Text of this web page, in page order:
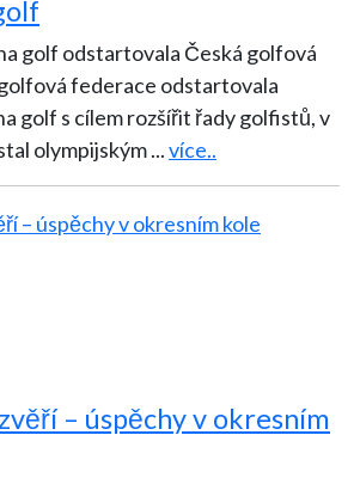
golf odstartovala Česká golfová
golf s cílem rozšířit řady golfistů, v
olympijským...více..
– úspěchy v okresním